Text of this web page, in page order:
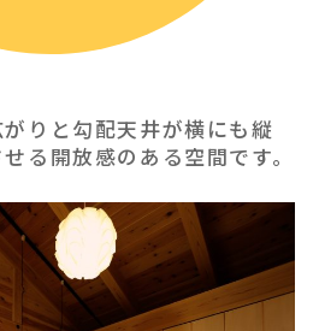
りと勾配天井が横にも縦
る開放感のある空間です。